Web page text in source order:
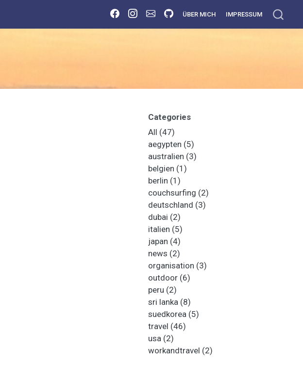
ÜBER MICH IMPRESSUM
Categories
All (47)
aegypten (5)
australien (3)
belgien (1)
berlin (1)
couchsurfing (2)
deutschland (3)
dubai (2)
italien (5)
japan (4)
news (2)
organisation (3)
outdoor (6)
peru (2)
sri lanka (8)
suedkorea (5)
travel (46)
usa (2)
workandtravel (2)